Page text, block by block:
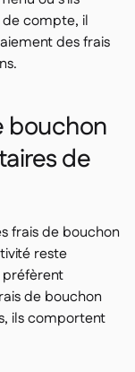
compte, il
des frais
bouchon
de
frais de bouchon
reste
préfèrent
de bouchon
ils comportent